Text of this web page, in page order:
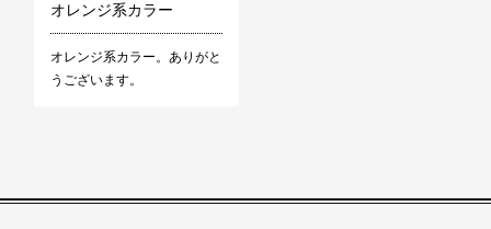
オレンジ系カラー
オレンジ系カラー。ありがと
うございます。